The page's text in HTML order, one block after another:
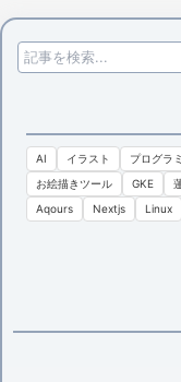
AI イラスト プログラ
お絵描きツール
GKE
Aqours
Nextjs Linux